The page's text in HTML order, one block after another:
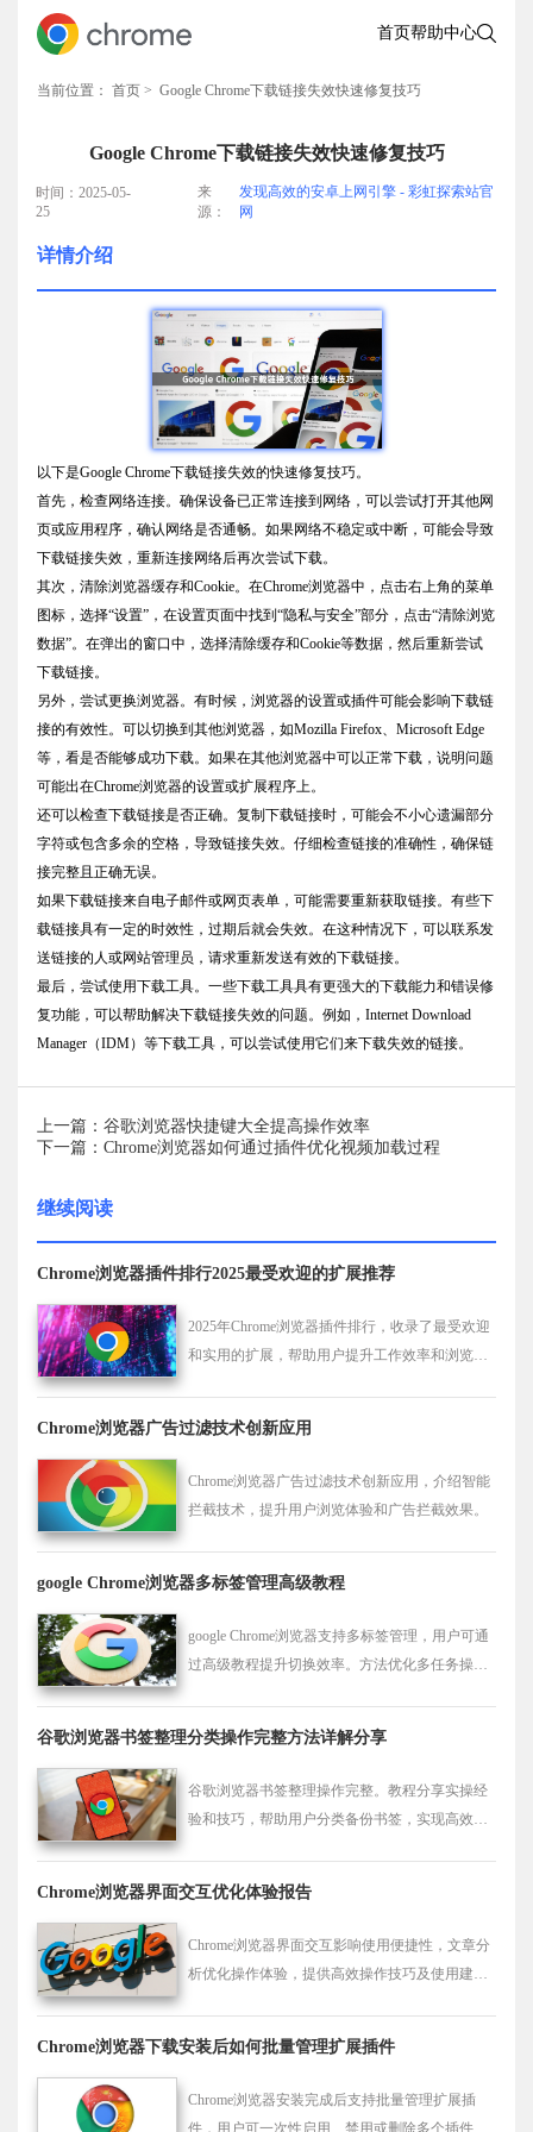
首页帮助中心
当前位置： 首页 > Google Chrome下载链接失效快速修复技巧
Google Chrome下载链接失效快速修复技巧
时间：2025-05-
25
来
源：
发现高效的安卓上网引擎 - 彩虹探索站官
网
详情介绍
以下是Google Chrome下载链接失效的快速修复技巧。
首先，检查网络连接。确保设备已正常连接到网络，可以尝试打开其他网
页或应用程序，确认网络是否通畅。如果网络不稳定或中断，可能会导致
下载链接失效，重新连接网络后再次尝试下载。
其次，清除浏览器缓存和Cookie。在Chrome浏览器中，点击右上角的菜单
图标，选择“设置”，在设置页面中找到“隐私与安全”部分，点击“清除浏览
数据”。在弹出的窗口中，选择清除缓存和Cookie等数据，然后重新尝试
下载链接。
另外，尝试更换浏览器。有时候，浏览器的设置或插件可能会影响下载链
接的有效性。可以切换到其他浏览器，如Mozilla Firefox、Microsoft Edge
等，看是否能够成功下载。如果在其他浏览器中可以正常下载，说明问题
可能出在Chrome浏览器的设置或扩展程序上。
还可以检查下载链接是否正确。复制下载链接时，可能会不小心遗漏部分
字符或包含多余的空格，导致链接失效。仔细检查链接的准确性，确保链
接完整且正确无误。
如果下载链接来自电子邮件或网页表单，可能需要重新获取链接。有些下
载链接具有一定的时效性，过期后就会失效。在这种情况下，可以联系发
送链接的人或网站管理员，请求重新发送有效的下载链接。
最后，尝试使用下载工具。一些下载工具具有更强大的下载能力和错误修
复功能，可以帮助解决下载链接失效的问题。例如，Internet Download
Manager（IDM）等下载工具，可以尝试使用它们来下载失效的链接。
上一篇：谷歌浏览器快捷键大全提高操作效率
下一篇：Chrome浏览器如何通过插件优化视频加载过程
继续阅读
Chrome浏览器插件排行2025最受欢迎的扩展推荐
2025年Chrome浏览器插件排行，收录了最受欢迎
和实用的扩展，帮助用户提升工作效率和浏览体
Chrome浏览器广告过滤技术创新应用
Chrome浏览器广告过滤技术创新应用，介绍智能
拦截技术，提升用户浏览体验和广告拦截效果。
google Chrome浏览器多标签管理高级教程
google Chrome浏览器支持多标签管理，用户可通
过高级教程提升切换效率。方法优化多任务操作
谷歌浏览器书签整理分类操作完整方法详解分享
谷歌浏览器书签整理操作完整。教程分享实操经
验和技巧，帮助用户分类备份书签，实现高效管
Chrome浏览器界面交互优化体验报告
Chrome浏览器界面交互影响使用便捷性，文章分
析优化操作体验，提供高效操作技巧及使用建
Chrome浏览器下载安装后如何批量管理扩展插件
Chrome浏览器安装完成后支持批量管理扩展插
件，用户可一次性启用、禁用或删除多个插件，